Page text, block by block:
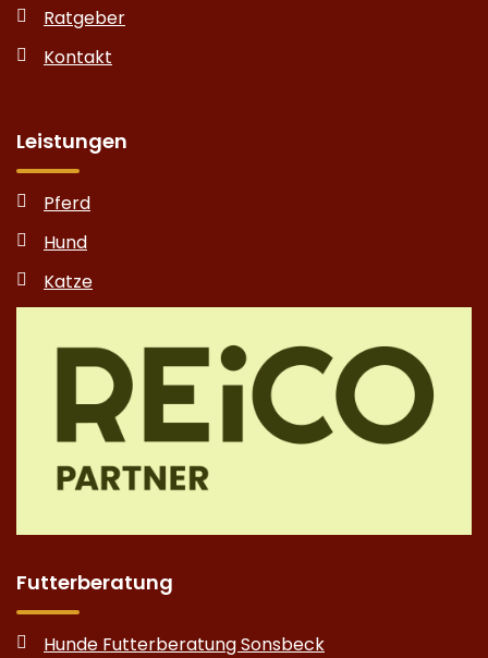
Leistungen
Pferd
Hund
Katze
Futterberatung
Hunde Futterberatung Sonsbeck
Ratgeber
Kontakt